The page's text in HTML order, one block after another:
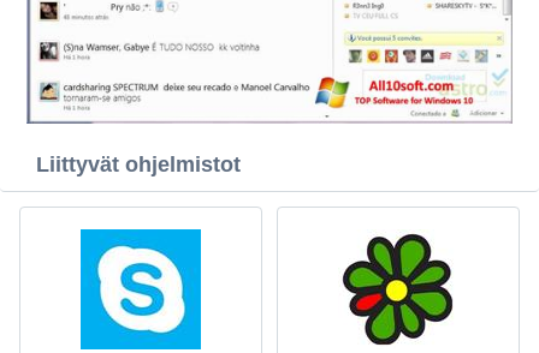
Liittyvät ohjelmistot